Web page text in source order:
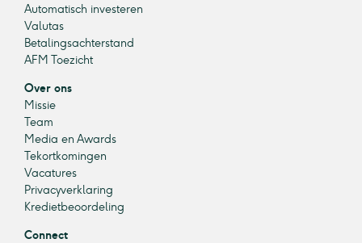
Automatisch investeren
Valutas
Betalingsachterstand
AFM Toezicht
Over ons
Missie
Team
Media en Awards
Tekortkomingen
Vacatures
Privacyverklaring
Kredietbeoordeling
Connect